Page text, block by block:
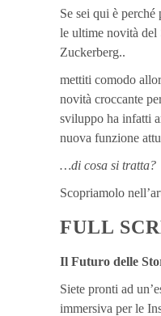
Se sei qui è
le ultime novità del
Zuckerberg..
mettiti comodo
novità croccante
sviluppo ha infatti
nuova funzione
…di cosa si tratta?
Scopriamolo
FULL
Il Futuro delle
Siete pronti ad
immersiva per le